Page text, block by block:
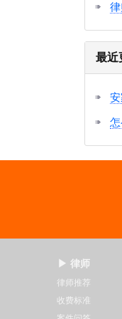
最近
▶ 律师
律师推荐
收费标准